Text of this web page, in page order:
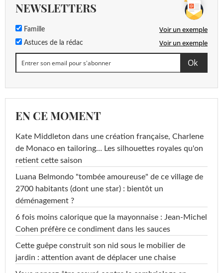
NEWSLETTERS
Famille Voir un exemple
Astuces de la rédac Voir un exemple
EN CE MOMENT
Kate Middleton dans une création française, Charlene
de Monaco en tailoring… Les silhouettes royales qu'on
retient cette saison
Luana Belmondo "tombée amoureuse" de ce village de
2700 habitants (dont une star) : bientôt un
déménagement ?
6 fois moins calorique que la mayonnaise : Jean-Michel
Cohen préfère ce condiment dans les sauces
Cette guêpe construit son nid sous le mobilier de
jardin : attention avant de déplacer une chaise